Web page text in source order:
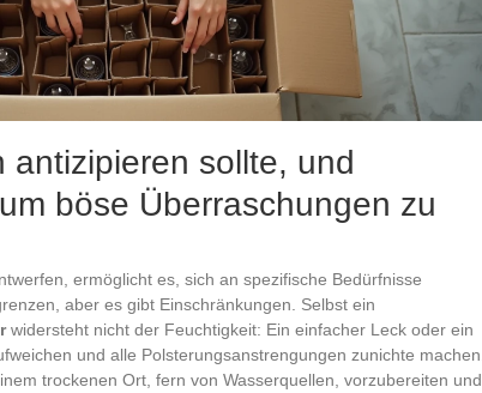
antizipieren sollte, und
böse Überraschungen zu
ermöglicht es, sich an spezifische Bedürfnisse
aber es gibt Einschränkungen. Selbst ein
widersteht nicht der Feuchtigkeit: Ein einfacher Leck oder ein
und alle Polsterungsanstrengungen zunichte machen.
trockenen Ort, fern von Wasserquellen, vorzubereiten und